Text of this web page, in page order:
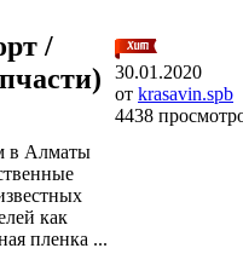
/
в Алматы
как
пленка ...
30.01.2020
от krasavin.spb
4438